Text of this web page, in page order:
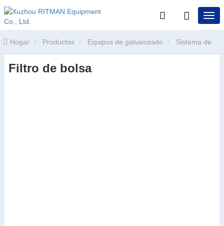
Hogar Productos Equipos de galvanizado Sistema de
tratamiento y recogida de humos de galvanización
Filtro de bolsa